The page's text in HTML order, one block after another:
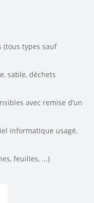
(tous types sauf
sable, déchets
avec remise d’un
informatique usagé,
feuilles, ...)